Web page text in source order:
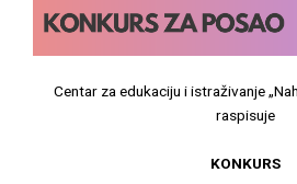
Centar za edukaciju i istraživanje
raspisuje
KONKURS